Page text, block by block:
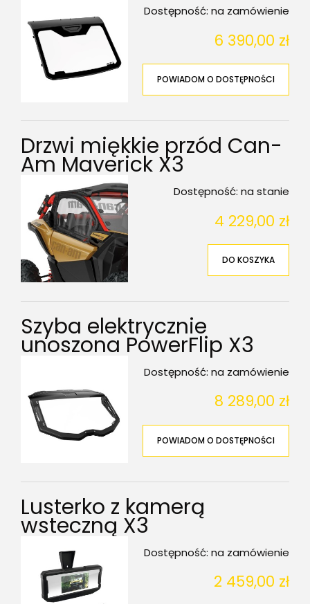
Dostępność: na zamówienie
6 390,00 zł
POWIADOM O DOSTĘPNOŚCI
Drzwi miękkie przód Can-
Am Maverick X3
Dostępność: na stanie
4 229,00 zł
DO KOSZYKA
Szyba elektrycznie
unoszona PowerFlip X3
Dostępność: na zamówienie
8 289,00 zł
POWIADOM O DOSTĘPNOŚCI
Lusterko z kamerą
wsteczną X3
Dostępność: na zamówienie
2 459,00 zł